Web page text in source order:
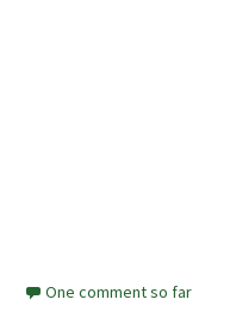
One comment so far